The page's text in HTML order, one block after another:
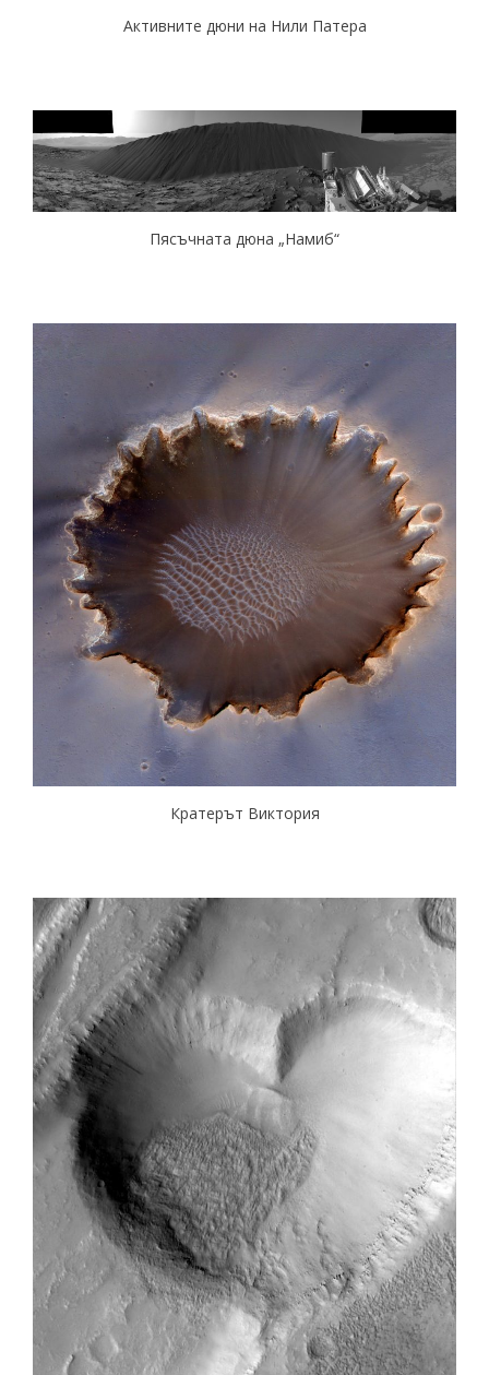
Активните дюни на Нили Патера
Пясъчната дюна „Намиб“
Кратерът Виктория